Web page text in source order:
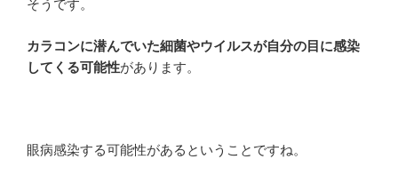
そうです。
カラコンに潜んでいた細菌やウイルスが自分の目に感染
してくる可能性があります。
眼病感染する可能性があるということですね。